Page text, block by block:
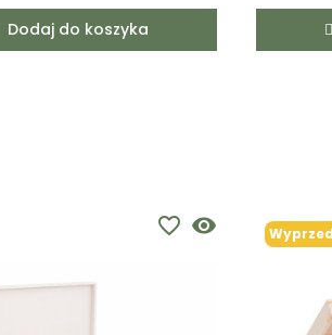
Dodaj do koszyka
visibility
favorite_border